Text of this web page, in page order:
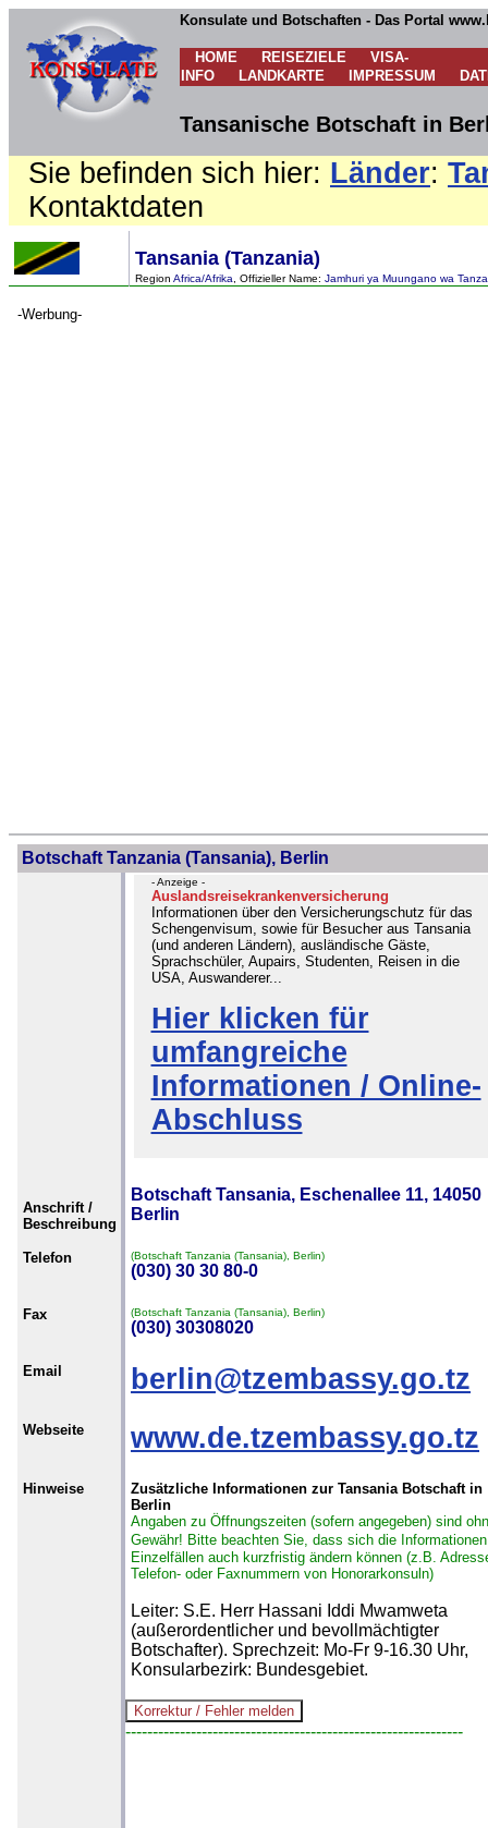
Konsulate und Botschaften - Das Portal
HOME REISEZIELE
VISA-
INFO
LANDKARTE IMPRESSUM
Tansanische Botschaft in
Sie befinden sich hier: Länder:
Kontaktdaten
Tansania (Tanzania)
Region Africa/Afrika , Offizieller Name: Jamhuri ya Muungano wa
-Werbung-
Botschaft Tanzania (Tansania), Berlin
- Anzeige -
Auslandsreisekrankenversicherung
Informationen über den Versicherungschutz für das
Schengenvisum, sowie für Besucher aus Tansania
(und anderen Ländern), ausländische Gäste,
Sprachschüler, Aupairs, Studenten, Reisen in die
USA, Auswanderer...
Hier klicken für
umfangreiche
Informationen / Online-
Abschluss
Anschrift /
Beschreibung
Botschaft Tansania, Eschenallee 11, 14050
Berlin
Telefon (Botschaft Tanzania (Tansania), Berlin)
(030) 30 30 80-0
Fax (Botschaft Tanzania (Tansania), Berlin)
(030) 30308020
Email berlin@tzembassy.go.tz
Webseite www.de.tzembassy.go.tz
Hinweise
Zusätzliche Informationen zur Tansania Botschaft in
Berlin
Angaben zu Öffnungszeiten (sofern angegeben) sind
Gewähr! Bitte beachten Sie, dass sich die
Einzelfällen auch kurzfristig ändern können (z.B.
Telefon- oder Faxnummern von Honorarkonsuln)
Leiter: S.E. Herr Hassani Iddi Mwamweta
(außerordentlicher und bevollmächtigter
Botschafter). Sprechzeit: Mo-Fr 9-16.30 Uhr,
Konsularbezirk: Bundesgebiet.
--------------------------------------------------------------